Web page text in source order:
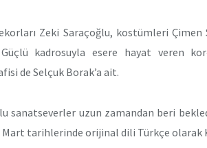
Zeki Saraçoğlu, kostümleri Çimen
Güçlü kadrosuyla esere hayat veren
de Selçuk Borak’a ait.
sanatseverler uzun zamandan beri
Mart tarihlerinde orijinal dili Türkçe olarak